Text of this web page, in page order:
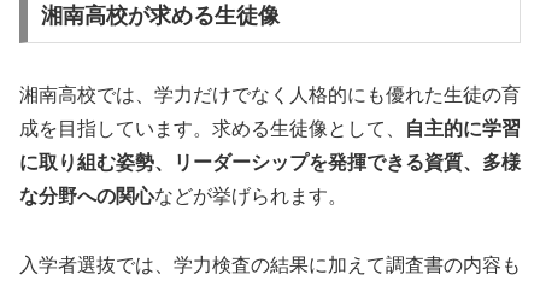
湘南高校が求める生徒像
湘南高校では、学力だけでなく人格的にも優れた生徒の育
成を目指しています。求める生徒像として、
自主的に学習
に取り組む姿勢、リーダーシップを発揮できる資質、多様
な分野への関心などが挙げられます。
入学者選抜では、学力検査の結果に加えて調査書の内容も